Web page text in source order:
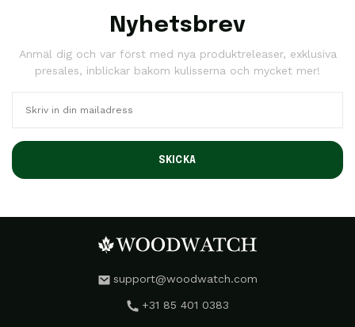
Nyhetsbrev
Anmäl dig och var först med nya produktreleaser, exklusiva
presales, inblickar bakom kulisserna och mycket mer!
SKICKA
support@woodwatch.com
+31 85 401 0383